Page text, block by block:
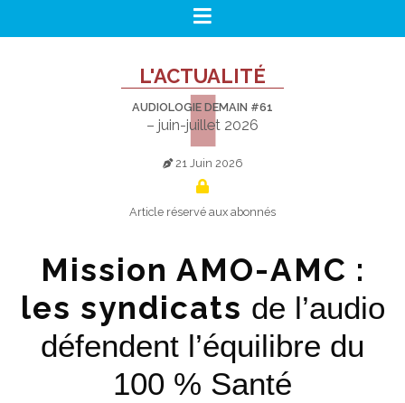
L'ACTUALITÉ
AUDIOLOGIE DEMAIN #61
– juin-juillet 2026
21 Juin 2026
Article réservé aux abonnés
Mission AMO-AMC :
les syndicats de l’audio
défendent l’équilibre du
100 % Santé